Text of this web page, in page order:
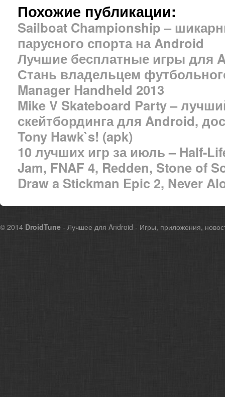
Похожие публикации:
Sailboat Championship –
парусного спорта на Android
Лучшие бесплатные игры для
Стань владельцем
Manager Handheld 2013
Mike V Skateboard Party –
скейтбординга для Android,
Tony Hawk`s! (apk)
10 лучших игр за июль – Half-
Jam, FNAF 4, Redden, Stone of
Draw a Stickman Epic 2, Never
© 2014 DroidTune - Лучшее для Android - Игры, приложения,